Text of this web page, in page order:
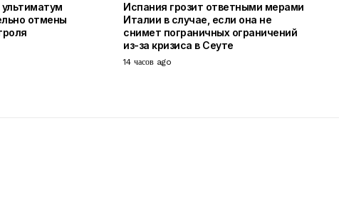
отмены
Испания грозит ответными мерами
Италии в случае, если она не
снимет пограничных ограничений
из-за кризиса в Сеуте
14 часов ago